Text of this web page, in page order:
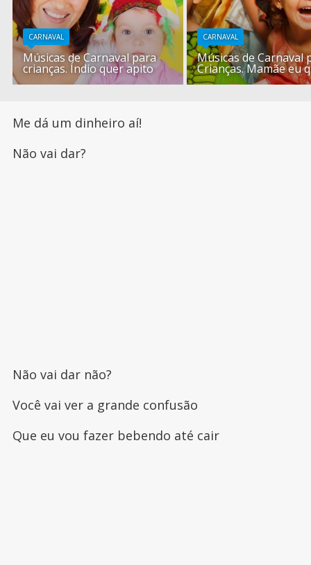
CARNAVAL
Músicas de Carnaval para
crianças. Índio quer apito
CARNAVAL
Músicas de Carnaval
Crianças. Mamãe eu
Me dá um dinheiro aí!
Não vai dar?
Não vai dar não?
Você vai ver a grande confusão
Que eu vou fazer bebendo até cair